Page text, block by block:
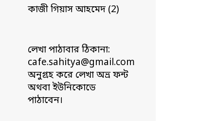
কাজী গিয়াস আহমেদ (2)
লেখা পাঠাবার ঠিকানা:
cafe.sahitya@gmail.com
অনুগ্রহ করে লেখা অভ্র ফন্ট
অথবা ইউনিকোডে
পাঠাবেন।